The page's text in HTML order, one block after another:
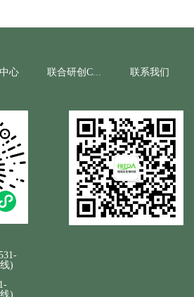
心 联合研创CRO 联系我们
)
)